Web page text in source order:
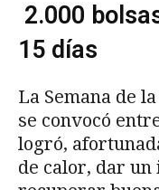
2.000
15 días
La Semana de
se convocó
logró,
de calor, dar un